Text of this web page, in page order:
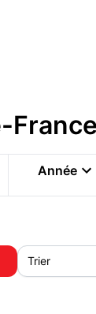
Année